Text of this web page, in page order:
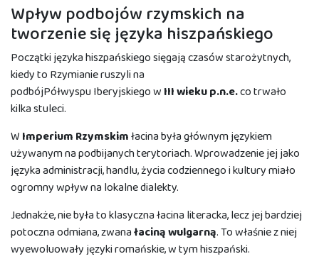
Wpływ podbojów rzymskich na
tworzenie się języka hiszpańskiego
Początki języka hiszpańskiego sięgają czasów starożytnych,
kiedy to Rzymianie ruszyli na
podbójPółwyspu Iberyjskiego w III wieku p.n.e.co trwało
kilka stuleci.
W Imperium Rzymskimłacina była głównym językiem
używanym na podbijanych terytoriach. Wprowadzenie jej jako
języka administracji, handlu, życia codziennego i kultury miało
ogromny wpływ na lokalne dialekty.
Jednakże, nie była to klasyczna łacina literacka, lecz jej bardziej
potoczna odmiana, zwanałaciną wulgarną. To właśnie z niej
wyewoluowały języki romańskie, w tym hiszpański.